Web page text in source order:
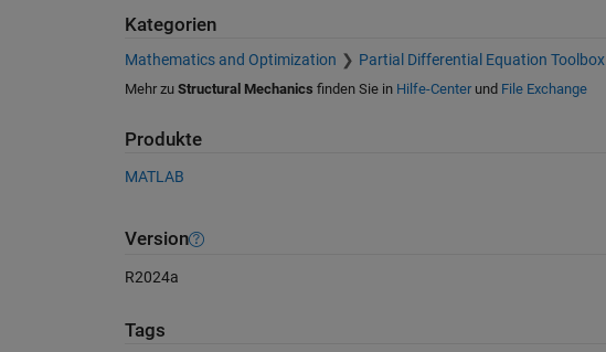
Kategorien
Mathematics and Optimization Partial Differential Equation Toolbox
Mehr zu Structural Mechanics finden Sie in Hilfe-Centerund File Exchange
Produkte
MATLAB
Version
R2024a
Tags